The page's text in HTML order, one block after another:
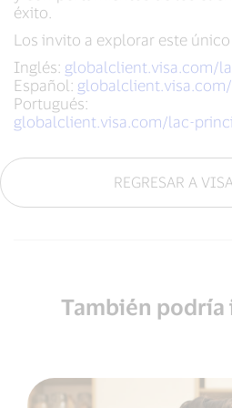
éxito.
Los invito a explorar este
Inglés: globalclient.visa.com/
Español:
Portugués:
globalclient.visa.com/lac-
REGRESAR A
También